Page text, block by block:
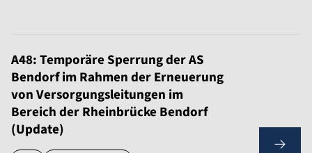
A48: Temporäre Sperrung der AS
Bendorf im Rahmen der Erneuerung
von Versorgungsleitungen im
Bereich der Rheinbrücke Bendorf
(Update)